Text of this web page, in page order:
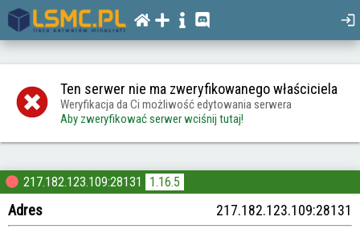
Ten serwer nie ma zweryfikowanego właściciela
Weryfikacja da Ci możliwość edytowania serwera
Aby zweryfikować serwer wciśnij tutaj!
217.182.123.109:28131 1.16.5
Adres
217.182.123.109:28131